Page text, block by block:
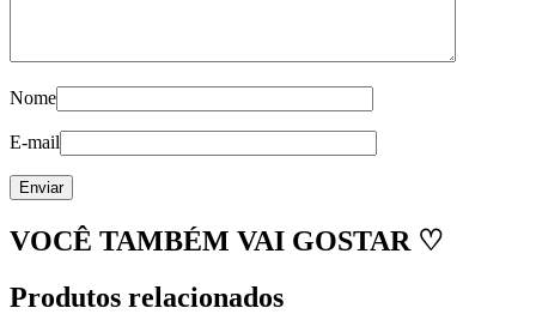
Nome
E-mail
VOCÊ TAMBÉM VAI GOSTAR ♡
Produtos relacionados